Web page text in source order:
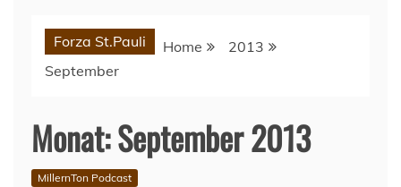
Forza St.Pauli Home
2013
September
Monat:September 2013
MillernTon Podcast